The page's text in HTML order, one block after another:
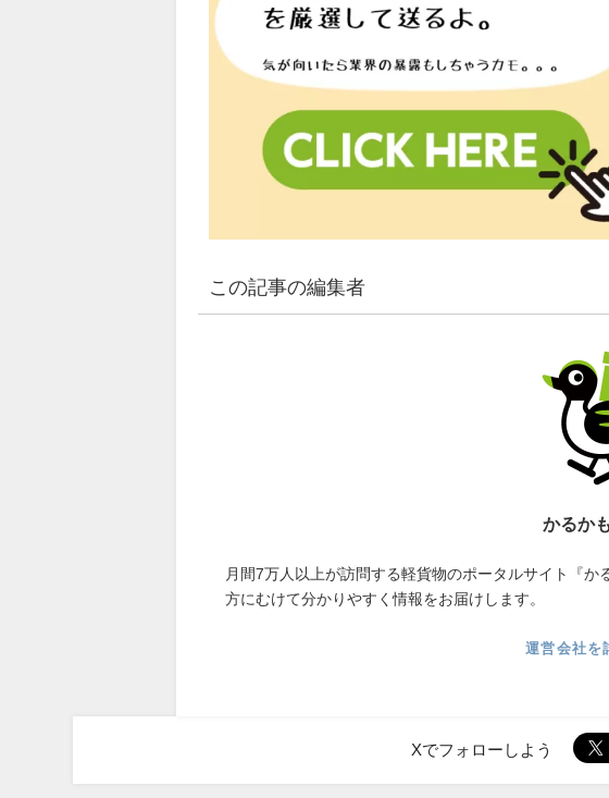
この記事の編集者
かるか
月間7万人以上が訪問する軽貨物のポータルサイト『
方にむけて分かりやすく情報をお届けします。
運営会社を
Xでフォローしよう